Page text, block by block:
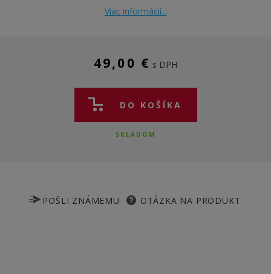
Viac informácií...
49,00 € s DPH
DO KOŠÍKA
SKLADOM
POŠLI ZNÁMEMU OTÁZKA NA PRODUKT